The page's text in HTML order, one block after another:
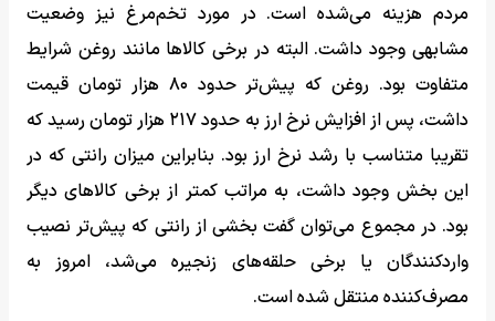
مردم هزینه می‌شده است. در مورد تخم‌مرغ نیز وضعیت
مشابهی وجود داشت. البته در برخی کالاها مانند روغن شرایط
متفاوت بود. روغن که پیش‌تر حدود ۸۰ هزار تومان قیمت
داشت، پس از افزایش نرخ ارز به حدود ۲۱۷ هزار تومان رسید که
تقریبا متناسب با رشد نرخ ارز بود. بنابراین میزان رانتی که در
این بخش وجود داشت، به مراتب کمتر از برخی کالاهای دیگر
بود. در مجموع می‌توان گفت بخشی از رانتی که پیش‌تر نصیب
واردکنندگان یا برخی حلقه‌های زنجیره می‌شد، امروز به
مصرف‌کننده منتقل شده است.